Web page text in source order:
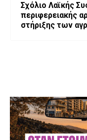
Σχόλιο Λαϊκής
περιφερειακής
στήριξης των